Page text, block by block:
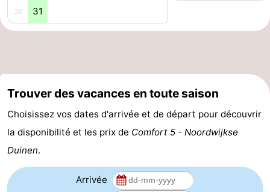
Duin
Scheveningen
La
-
Rockanje
Météo
Contact
36 31
Trouver des vacances en toute saison
Choisissez vos dates d'arrivée et de départ pour découvrir
la disponibilité et les prix de Comfort 5 - Noordwijkse
Duinen.
Arrivée